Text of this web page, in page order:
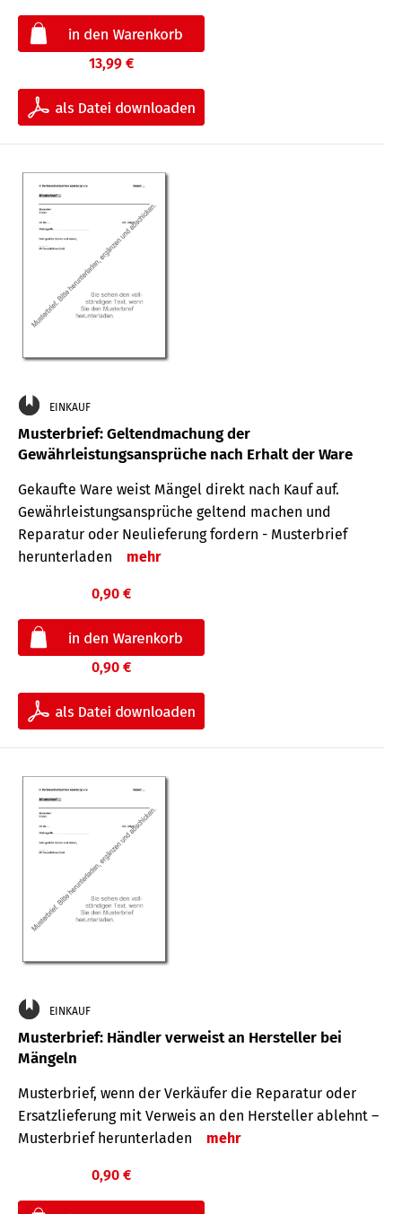
13,99 €
EINKAUF
Musterbrief: Geltendmachung der
Gewährleistungsansprüche nach Erhalt der Ware
Gekaufte Ware weist Mängel direkt nach Kauf auf.
Gewährleistungsansprüche geltend machen und
Reparatur oder Neulieferung fordern - Musterbrief
herunterladen
mehr
0,90 €
0,90 €
EINKAUF
Musterbrief: Händler verweist an Hersteller bei
Mängeln
Musterbrief, wenn der Verkäufer die Reparatur oder
Ersatzlieferung mit Verweis an den Hersteller ablehnt –
Musterbrief herunterladen
mehr
0,90 €